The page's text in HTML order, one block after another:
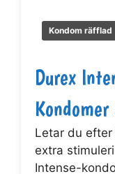
Kondom räfflad
Durex
Letar du
extra
Intense-